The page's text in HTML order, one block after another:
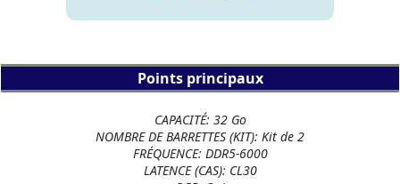
Points principaux
CAPACITÉ: 32 Go
NOMBRE DE BARRETTES (KIT): Kit de 2
FRÉQUENCE: DDR5-6000
LATENCE (CAS): CL30